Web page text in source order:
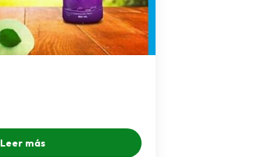
Leer más